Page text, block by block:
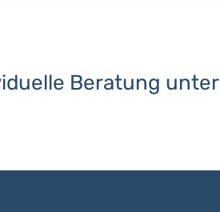
Beratung unter